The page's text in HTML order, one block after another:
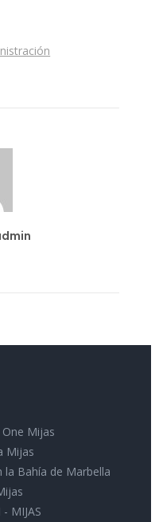
One Mijas
Mijas
la Bahía de Marbella
- MIJAS